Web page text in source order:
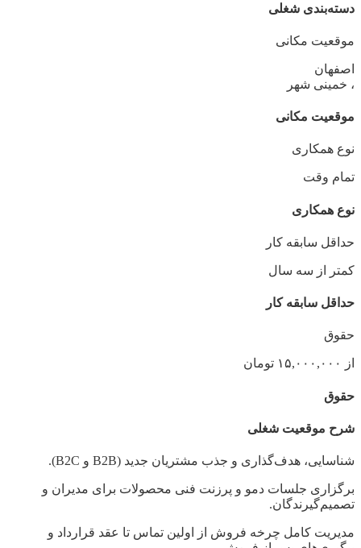
دسته‌بندی شغلی
موقعیت مکانی
اصفهان
، خمینی شهر
موقعیت مکانی
نوع همکاری
تمام وقت
نوع همکاری
حداقل سابقه کار
کمتر از سه سال
حداقل سابقه کار
حقوق
از ۱۵,۰۰۰,۰۰۰ تومان
حقوق
شرح موقعیت شغلی
شناسایی، هدف‌گذاری و جذب مشتریان جدید (B2B و B2C).
برگزاری جلسات دمو و پرزنت فنی محصولات برای مدیران و
تصمیم‌گیرندگان.
مدیریت کامل چرخه فروش از اولین تماس تا عقد قرارداد و